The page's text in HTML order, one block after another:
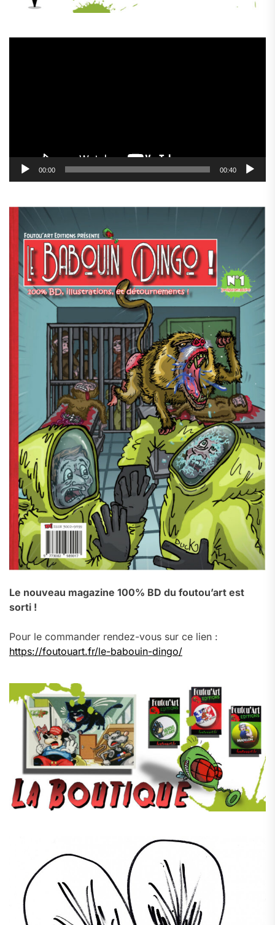
00:00 00:40
Le nouveau magazine 100% BD du foutou’art est
sorti !
Pour le commander rendez-vous sur ce lien :
https://foutouart.fr/le-babouin-dingo/